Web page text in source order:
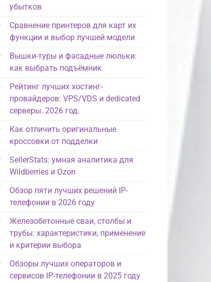
убытков
Сравнение принтеров для карт их
функции и выбор лучшей модели
Вышки-туры и фасадные люльки:
как выбрать подъёмник
Рейтинг лучших хостинг-
провайдеров: VPS/VDS и dedicated
серверы. 2026 год.
Как отличить оригинальные
кроссовки от подделки
SellerStats: умная аналитика для
Wildberries и Ozon
Обзор пяти лучших решений IP-
телефонии в 2026 году
Железобетонные сваи, столбы и
трубы: характеристики, применение
и критерии выбора
Обзоры лучших операторов и
сервисов IP-телефонии в 2025 году